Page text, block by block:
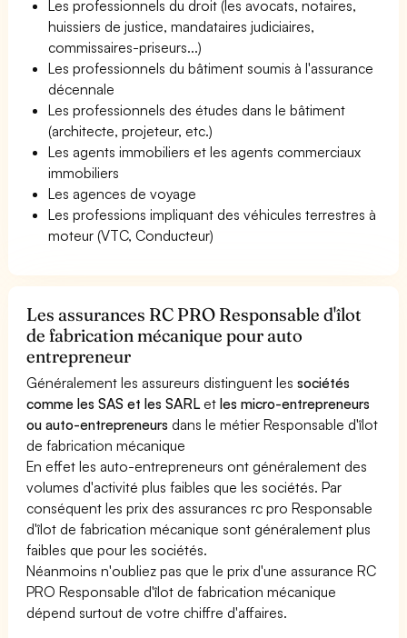
Les professionnels du droit (les avocats, notaires,
huissiers de justice, mandataires judiciaires,
commissaires-priseurs...)
Les professionnels du bâtiment soumis à l'assurance
décennale
Les professionnels des études dans le bâtiment
(architecte, projeteur, etc.)
Les agents immobiliers et les agents commerciaux
immobiliers
Les agences de voyage
Les professions impliquant des véhicules terrestres à
moteur (VTC, Conducteur)
Les assurances RC PRO Responsable d'îlot
de fabrication mécanique pour auto
entrepreneur
Généralement les assureurs distinguent lessociétés
comme les SAS et les SARL etles micro-entrepreneurs
ou auto-entrepreneurs dans le métier Responsable d'îlot
de fabrication mécanique
En effet les auto-entrepreneurs ont généralement des
volumes d'activité plus faibles que les sociétés. Par
conséquent les prix des assurances rc pro Responsable
d'îlot de fabrication mécanique sont généralement plus
faibles que pour les sociétés.
Néanmoins n'oubliez pas que le prix d'une assurance RC
PRO Responsable d'îlot de fabrication mécanique
dépend surtout de votre chiffre d'affaires.